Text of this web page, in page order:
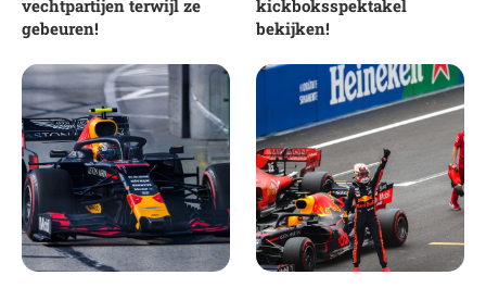
vechtpartijen terwijl ze
gebeuren!
kickboksspektakel
bekijken!